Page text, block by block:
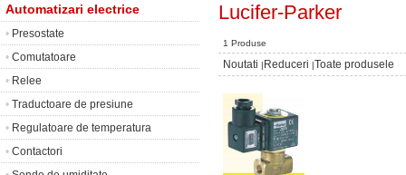
Automatizari electrice
• Presostate
• Comutatoare
• Relee
• Traductoare de presiune
• Regulatoare de temperatura
• Contactori
Lucifer-Parker
1 Produse
Noutati | Reduceri |Toate produsele